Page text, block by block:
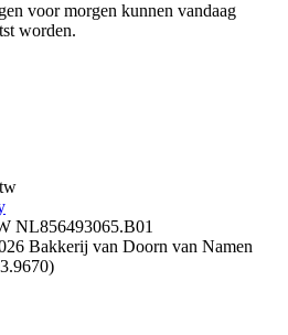
voor morgen kunnen vandaag
worden.
NL856493065.B01
Bakkerij van Doorn van Namen